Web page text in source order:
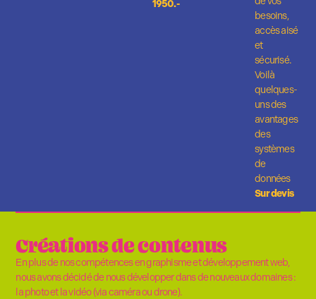
1950.-
besoins,
accès aisé
et
sécurisé.
Voilà
quelques-
uns des
avantages
des
systèmes
de
données
Sur devis
Créations de contenus
En plus de nos compétences en graphisme et développement web,
nous avons décidé de nous développer dans de nouveaux domaines :
la photo et la vidéo (via caméra ou drone).